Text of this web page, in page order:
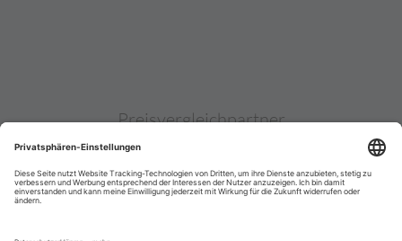
Preisvergleichpartner